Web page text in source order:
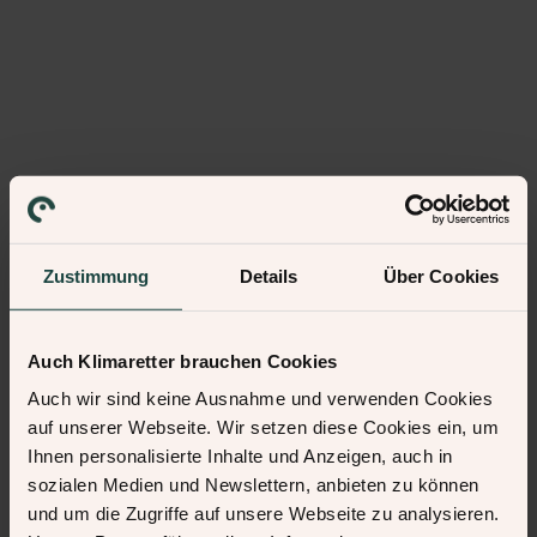
Zustimmung Details Über Cookies
Auch Klimaretter brauchen Cookies
Auch wir sind keine Ausnahme und verwenden Cookies
auf unserer Webseite. Wir setzen diese Cookies ein, um
Ihnen personalisierte Inhalte und Anzeigen, auch in
sozialen Medien und Newslettern, anbieten zu können
und um die Zugriffe auf unsere Webseite zu analysieren.